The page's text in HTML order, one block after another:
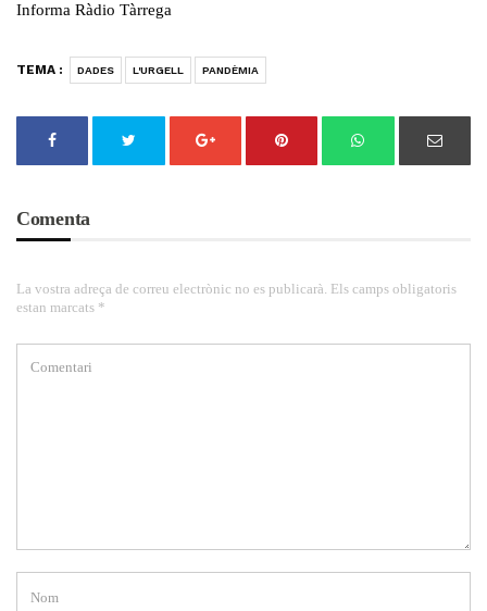
Informa Ràdio Tàrrega
TEMA : DADES L'URGELL PANDÈMIA
Comenta
La vostra adreça de correu electrònic no es publicarà. Els camps obligatoris
estan marcats *